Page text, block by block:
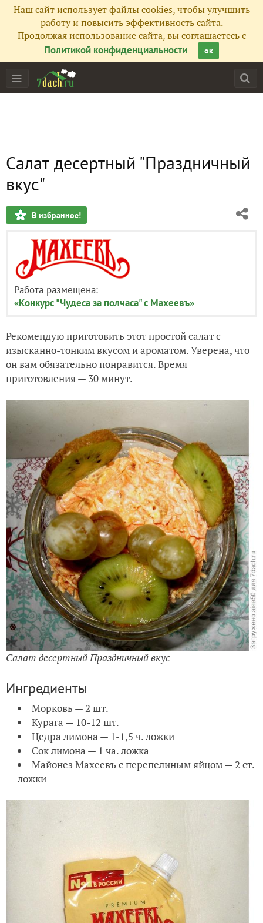
Наш сайт использует файлы cookies, чтобы улучшить
работу и повысить эффективность сайта.
Продолжая использование сайта, вы соглашаетесь с
Политикой конфиденциальности
ок
Салат десертный "Праздничный
вкус"
В избранное!
Работа размещена:
«Конкурс "Чудеса за полчаса" с Махеевъ»
Рекомендую приготовить этот простой салат с
изысканно-тонким вкусом и ароматом. Уверена, что
он вам обязательно понравится. Время
приготовления — 30 минут.
Салат десертный Праздничный вкус
Ингредиенты
Морковь — 2 шт.
Курага — 10-12 шт.
Цедра лимона — 1-1,5 ч. ложки
Сок лимона — 1 ча. ложка
Майонез Махеевъ с перепелиным яйцом — 2 ст.
ложки